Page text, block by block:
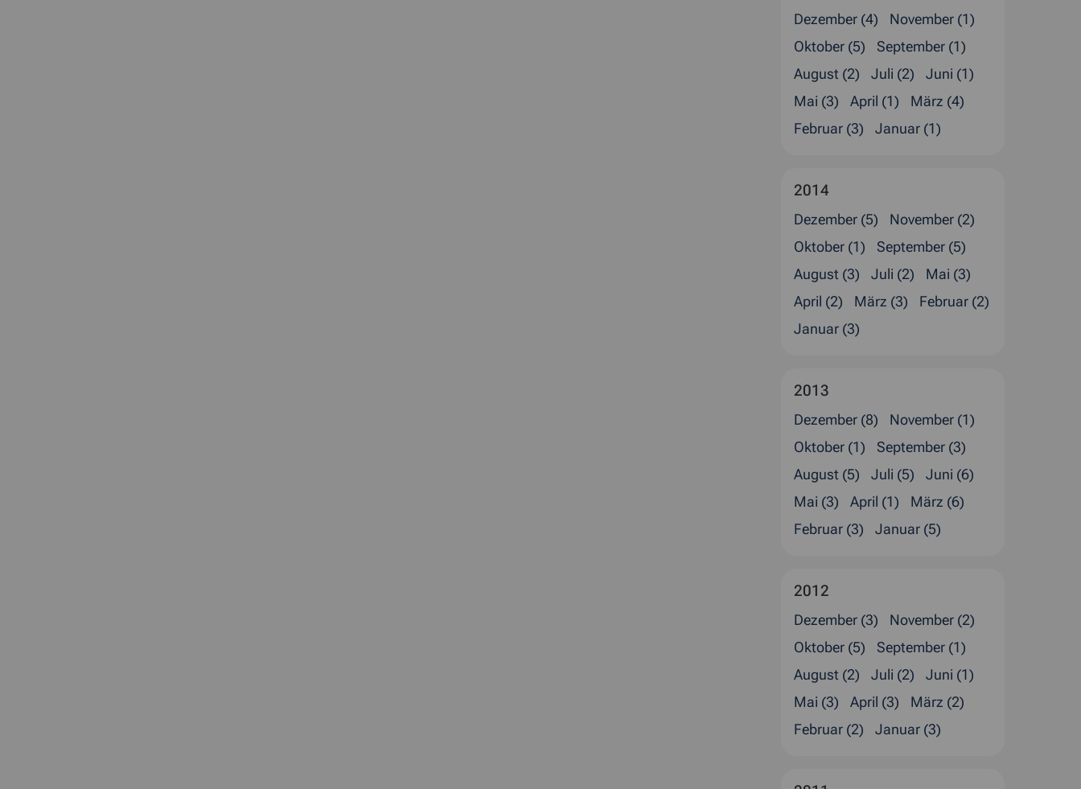
Dezember (4)
November (1)
Oktober (5)
September (1)
August (2)
Juli (2)
Juni (1)
Mai (3)
April (1)
März (4)
Februar (3)
Januar (1)
2014
Dezember (5)
November (2)
Oktober (1)
September (5)
August (3)
Juli (2)
Mai (3)
April (2)
März (3)
Februar (2)
Januar (3)
2013
Dezember (8)
November (1)
Oktober (1)
September (3)
August (5)
Juli (5)
Juni (6)
Mai (3)
April (1)
März (6)
Februar (3)
Januar (5)
2012
Dezember (3)
November (2)
Oktober (5)
September (1)
August (2)
Juli (2)
Juni (1)
Mai (3)
April (3)
März (2)
Februar (2)
Januar (3)